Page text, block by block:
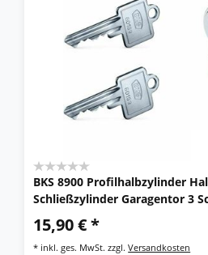
BKS 8900 Profilhalbzylinder
Schließzylinder Garagentor 3
15,90 € *
* inkl. ges. MwSt. zzgl.Versandkosten